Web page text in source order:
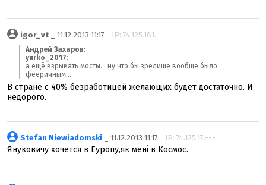
igor_vt _ 11.12.2013 11:17 IP: 74.125.181.---
Андрей Захаров:
yurko_2017:
а ещё взрывать мосты... ну что бы зрелище вообще было
фееричным...
В стране с 40% безработицей желающих будет достаточно. И
недорого.
Stefan Niewiadomski _ 11.12.2013 11:17 IP: 74.125.17.---
Януковичу хочется в Еуропу,як мені в Космос.